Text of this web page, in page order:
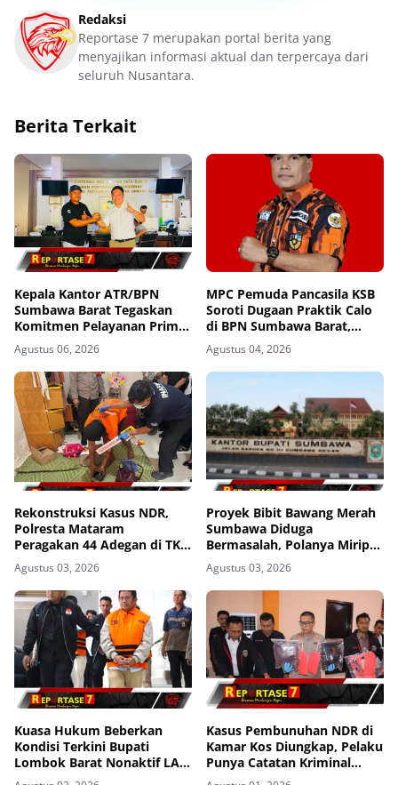
Redaksi
Reportase 7 merupakan portal berita yang
menyajikan informasi aktual dan terpercaya dari
seluruh Nusantara.
Berita Terkait
Kepala Kantor ATR/BPN
Sumbawa Barat Tegaskan
Komitmen Pelayanan Prima
dan Buka Pintu Pengaduan
Masyarakat
Agustus 06, 2026
MPC Pemuda Pancasila KSB
Soroti Dugaan Praktik Calo
di BPN Sumbawa Barat,
Desak Evaluasi Total dan
Turun Tangan Aparat
Penegak Hukum
Agustus 04, 2026
Rekonstruksi Kasus NDR,
Polresta Mataram
Peragakan 44 Adegan di TKP
Kos Gomong
Agustus 03, 2026
Proyek Bibit Bawang Merah
Sumbawa Diduga
Bermasalah, Polanya Mirip
Kasus Korupsi di Lobar
Agustus 03, 2026
Kuasa Hukum Beberkan
Kondisi Terkini Bupati
Lombok Barat Nonaktif LAZ
di Rutan KPK, Pasrah dan
Kasus Pembunuhan NDR di
Kamar Kos Diungkap, Pelaku
Punya Catatan Kriminal
Kekerasan